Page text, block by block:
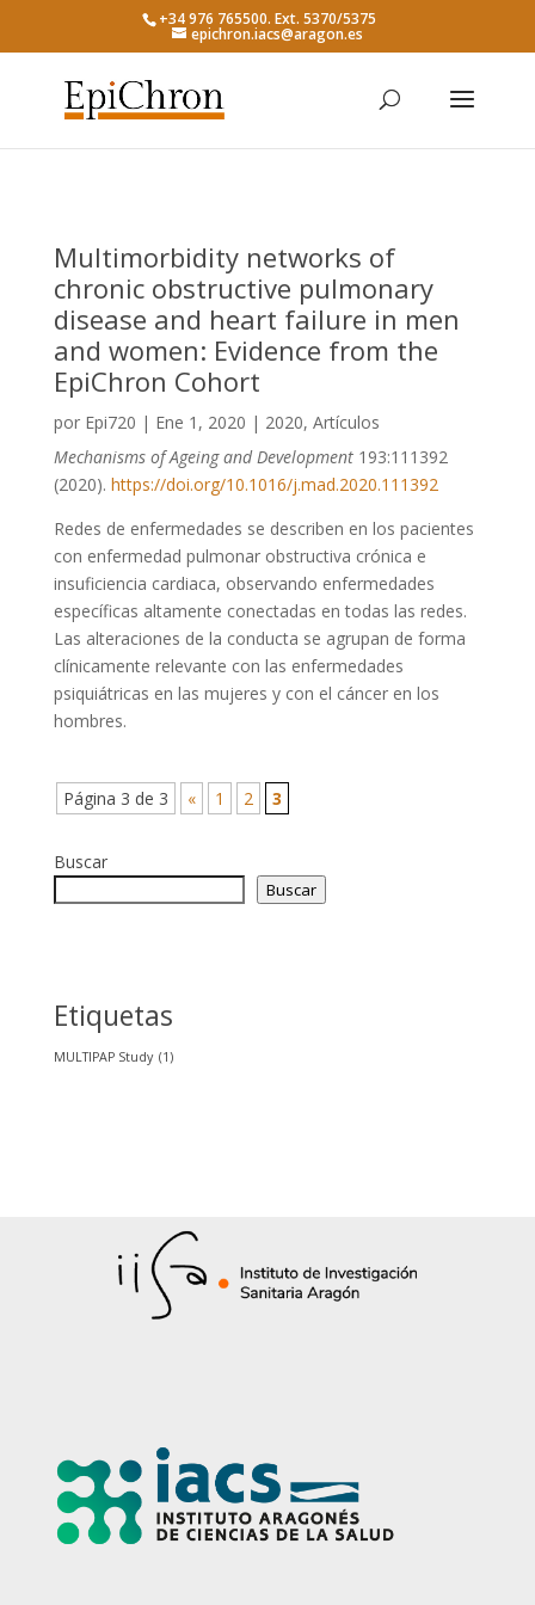
+34 976 765500. Ext. 5370/5375
epichron.iacs@aragon.es
Multimorbidity networks of
chronic obstructive pulmonary
disease and heart failure in men
and women: Evidence from the
EpiChron Cohort
por Epi720 | Ene 1, 2020 | 2020, Artículos
Mechanisms of Ageing and Development193:111392
(2020). https://doi.org/10.1016/j.mad.2020.111392
Redes de enfermedades se describen en los pacientes
con enfermedad pulmonar obstructiva crónica e
insuficiencia cardiaca, observando enfermedades
específicas altamente conectadas en todas las redes.
Las alteraciones de la conducta se agrupan de forma
clínicamente relevante con las enfermedades
psiquiátricas en las mujeres y con el cáncer en los
hombres.
Página 3 de 3 « 1 2 3
Buscar
Buscar
Etiquetas
MULTIPAP Study (1)